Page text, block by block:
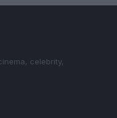
celebrity,